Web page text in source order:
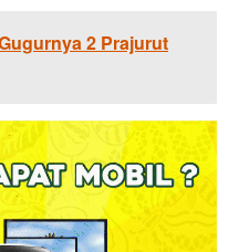
2 Prajurut